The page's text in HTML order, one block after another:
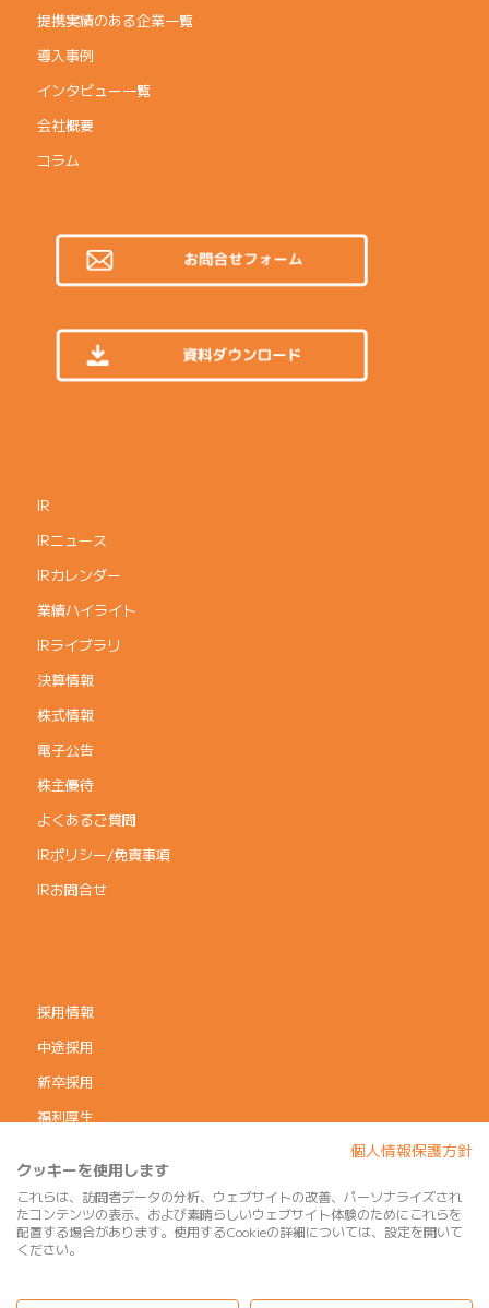
提携実績のある企業一覧
導入事例
インタビュー一覧
会社概要
コラム
IR
IRニュース
IRカレンダー
業績ハイライト
IRライブラリ
決算情報
株式情報
電子公告
株主優待
よくあるご質問
IRポリシー/免責事項
IRお問合せ
採用情報
中途採用
新卒採用
福利厚生
利用規約
サイトマップ
個人情報保護方針
クッキーを使用します
これらは、訪問者データの分析、ウェブサイトの改善、パーソナライズされ
たコンテンツの表示、および素晴らしいウェブサイト体験のためにこれらを
配置する場合があります。使用するCookieの詳細については、設定を開いて
ください。